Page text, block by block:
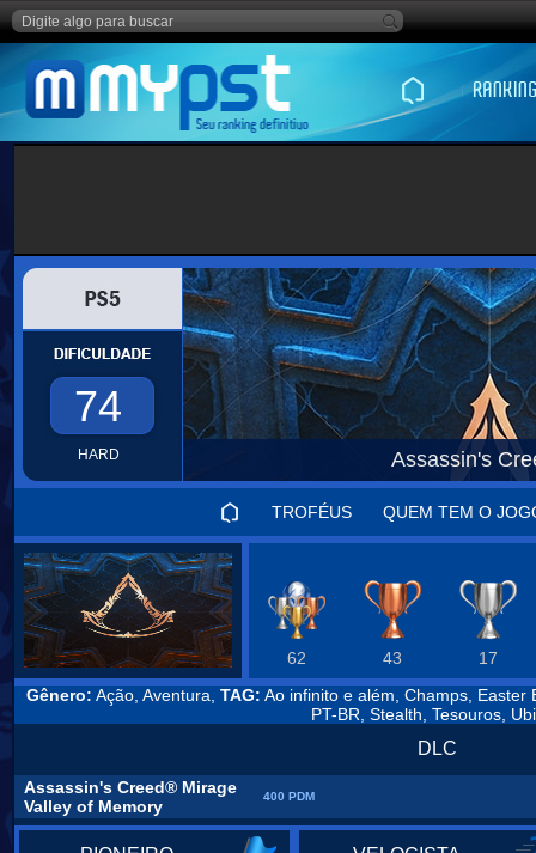
74
HARD Assassin's
TROFÉUS QUEM TEM O
62 43
17
Gênero: Ação, Aventura, TAG: Ao infinito e além, Champs, Easter
PT-BR, Stealth, Tesouros,
DLC
Assassin's Creed® Mirage
Valley of Memory
400 PDM